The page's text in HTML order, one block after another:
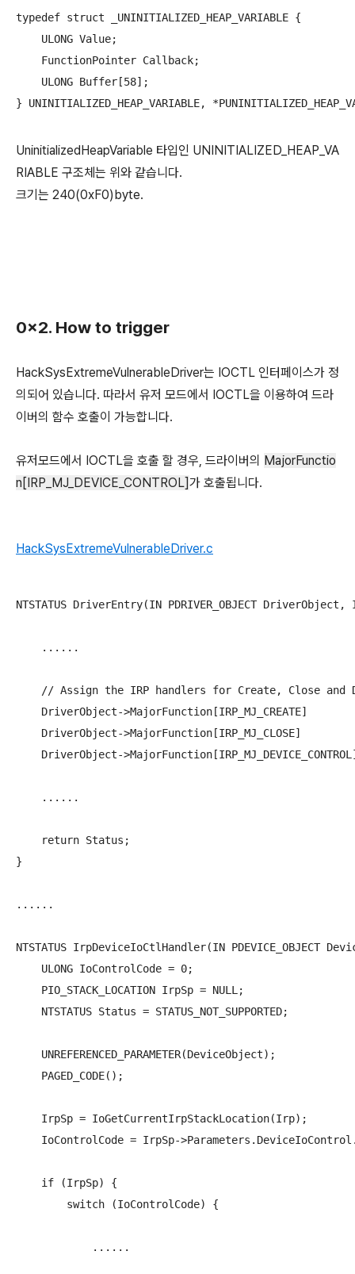
typedef struct _UNINITIALIZED_HEAP_VARIABLE {
    ULONG Value;
    FunctionPointer Callback;
    ULONG Buffer[58];
} UNINITIALIZED_HEAP_VARIABLE,
UninitializedHeapVariable 타입인 UNINITIALIZED_HEAP_VA
RIABLE 구조체는 위와 같습니다.
크기는 240(0xF0)byte.
0x2. How to trigger
HackSysExtremeVulnerableDriver는 IOCTL 인터페이스가 정
의되어 있습니다. 따라서 유저 모드에서 IOCTL을 이용하여 드라
이버의 함수 호출이 가능합니다.
유저모드에서 IOCTL을 호출 할 경우, 드라이버의 MajorFunctio
n[IRP_MJ_DEVICE_CONTROL]가 호출됩니다.
HackSysExtremeVulnerableDriver.c
NTSTATUS DriverEntry(IN PDRIVER_OBJECT DriverObject,
    ......
// Assign the IRP handlers for Create, Close and
DriverObject->MajorFunction[IRP_MJ_CREATE]
DriverObject->MajorFunction[IRP_MJ_CLOSE]
DriverObject-
    ......
    return Status;
}
......
NTSTATUS IrpDeviceIoCtlHandler(IN PDEVICE_OBJECT
    ULONG IoControlCode = 0;
    PIO_STACK_LOCATION IrpSp = NULL;
    NTSTATUS Status = STATUS_NOT_SUPPORTED;
    UNREFERENCED_PARAMETER(DeviceObject);
    PAGED_CODE();
    IrpSp = IoGetCurrentIrpStackLocation(Irp);
IoControlCode = IrpSp-
    if (IrpSp) {
        switch (IoControlCode) {
            ......